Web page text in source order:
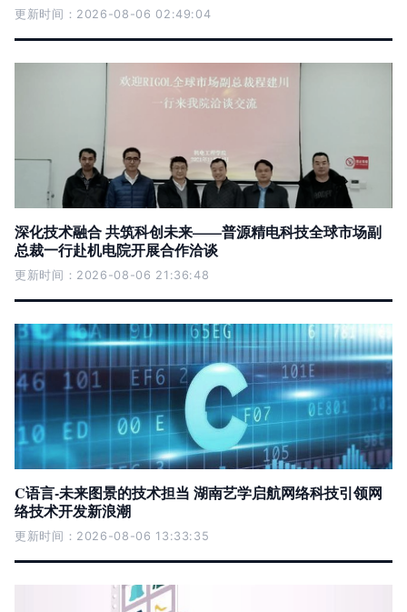
更新时间：2026-08-06 02:49:04
深化技术融合 共筑科创未来——普源精电科技全球市场副
总裁一行赴机电院开展合作洽谈
更新时间：2026-08-06 21:36:48
C语言-未来图景的技术担当 湖南艺学启航网络科技引领网
络技术开发新浪潮
更新时间：2026-08-06 13:33:35